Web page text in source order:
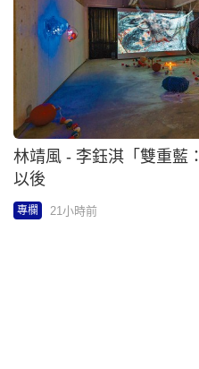
林靖風 - 李鈺淇「雙重藍
以後
專欄 21小時前